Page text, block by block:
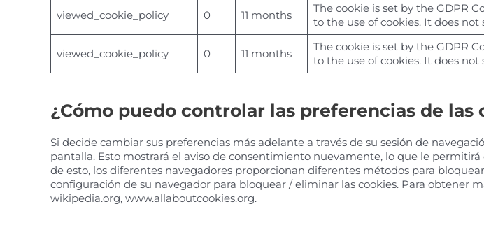
viewed_cookie_policy 0 11 months
The cookie is set by the GDPR
to the use of cookies. It does not
viewed_cookie_policy 0 11 months
The cookie is set by the GDPR
to the use of cookies. It does not
¿Cómo puedo controlar las preferencias de las
Si decide cambiar sus preferencias más adelante a través de su sesión de
pantalla. Esto mostrará el aviso de consentimiento nuevamente, lo que le
de esto, los diferentes navegadores proporcionan diferentes métodos para
configuración de su navegador para bloquear / eliminar las cookies. Para obtener
wikipedia.org, www.allaboutcookies.org.